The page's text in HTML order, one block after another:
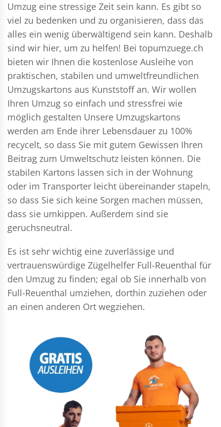
Umzug eine stressige Zeit sein kann. Es gibt so
viel zu bedenken und zu organisieren, dass das
alles ein wenig überwältigend sein kann. Deshalb
sind wir hier, um zu helfen! Bei topumzuege.ch
bieten wir Ihnen die kostenlose Ausleihe von
praktischen, stabilen und umweltfreundlichen
Umzugskartons aus Kunststoff an. Wir wollen
Ihren Umzug so einfach und stressfrei wie
möglich gestalten Unsere Umzugskartons
werden am Ende ihrer Lebensdauer zu 100%
recycelt, so dass Sie mit gutem Gewissen Ihren
Beitrag zum Umweltschutz leisten können. Die
stabilen Kartons lassen sich in der Wohnung
oder im Transporter leicht übereinander stapeln,
so dass Sie sich keine Sorgen machen müssen,
dass sie umkippen. Außerdem sind sie
geruchsneutral.
Es ist sehr wichtig eine zuverlässige und
vertrauenswürdige Zügelhelfer Full-Reuenthal für
den Umzug zu finden; egal ob Sie innerhalb von
Full-Reuenthal umziehen, dorthin zuziehen oder
an einen anderen Ort wegziehen.